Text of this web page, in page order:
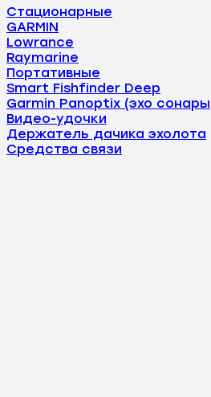
Стационарные
GARMIN
Lowrance
Raymarine
Портативные
Smart Fishfinder Deep
Garmin Panoptix (эхо
Видео-удочки
Держатель дачика эхолота
Средства связи